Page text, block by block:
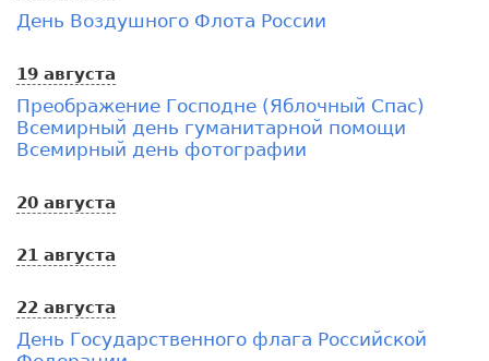
День Воздушного Флота России
19 августа
Преображение Господне (Яблочный Спас)
Всемирный день гуманитарной помощи
Всемирный день фотографии
20 августа
21 августа
22 августа
День Государственного флага Российской